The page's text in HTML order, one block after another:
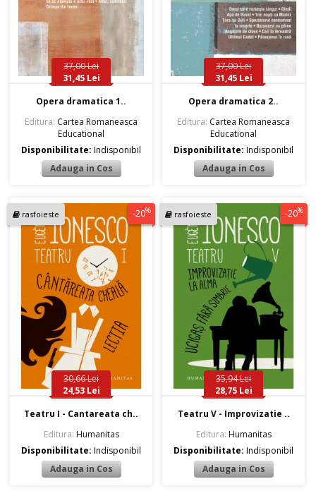
37,00 Lei
31,45 Lei
Opera dramatica 1..
Editura: Cartea Romaneasca
Educational
Disponibilitate:Indisponibil
37,00 Lei
31,45 Lei
Opera dramatica 2..
Editura: Cartea Romaneasca
Educational
Disponibilitate:Indisponibil
rasfoieste -20%
30,66 Lei
24,53 Lei
Teatru I - Cantareata ch..
Editura: Humanitas
Disponibilitate:Indisponibil
rasfoieste -20%
35,94 Lei
28,75 Lei
Teatru V - Improvizatie ..
Editura: Humanitas
Disponibilitate:Indisponibil